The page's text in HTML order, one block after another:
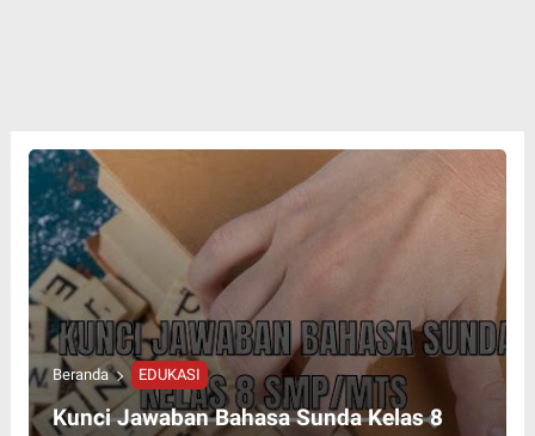
Beranda EDUKASI
Kunci Jawaban Bahasa Sunda Kelas 8